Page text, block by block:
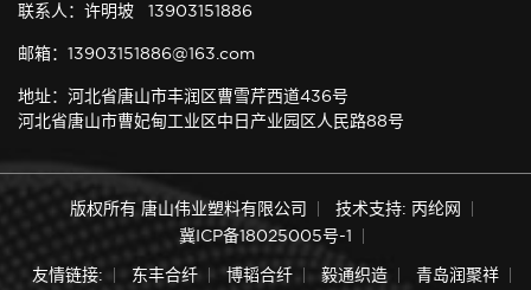
联系人：许明坡 13903151886
邮箱：13903151886@163.com
地址：河北省唐山市丰润区曹雪芹西道436号
河北省唐山市曹妃甸工业区中日产业园区人民路88号
版权所有 唐山伟业塑料有限公司
技术支持: 丙纶网
冀ICP备18025005号-1
友情链接: 东丰合纤 博韬合纤 毅通织造
青岛润聚祥